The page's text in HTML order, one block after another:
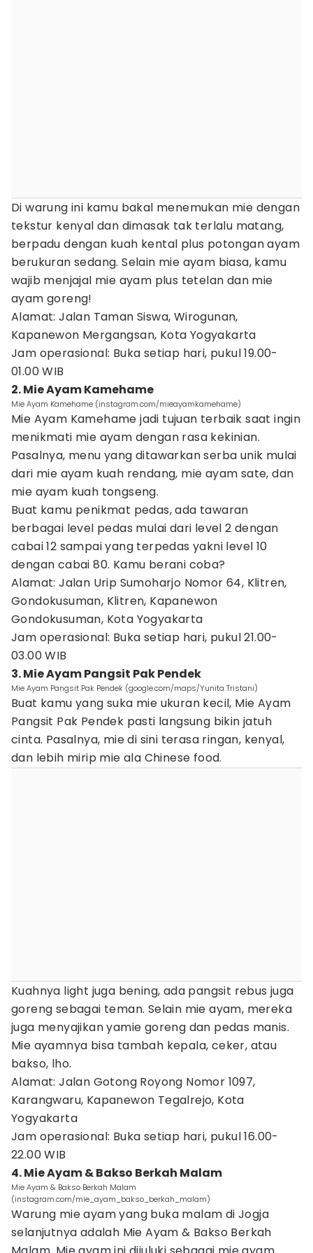
Di warung ini kamu bakal menemukan mie dengan
tekstur kenyal dan dimasak tak terlalu matang,
berpadu dengan kuah kental plus potongan ayam
berukuran sedang. Selain mie ayam biasa, kamu
wajib menjajal mie ayam plus tetelan dan mie
ayam goreng!
Alamat: Jalan Taman Siswa, Wirogunan,
Kapanewon Mergangsan, Kota Yogyakarta
Jam operasional: Buka setiap hari, pukul 19.00-
01.00 WIB
2. Mie Ayam Kamehame
Mie Ayam Kamehame (instagram.com/mieayamkamehame)
Mie Ayam Kamehame jadi tujuan terbaik saat ingin
menikmati mie ayam dengan rasa kekinian.
Pasalnya, menu yang ditawarkan serba unik mulai
dari mie ayam kuah rendang, mie ayam sate, dan
mie ayam kuah tongseng.
Buat kamu penikmat pedas, ada tawaran
berbagai level pedas mulai dari level 2 dengan
cabai 12 sampai yang terpedas yakni level 10
dengan cabai 80. Kamu berani coba?
Alamat: Jalan Urip Sumoharjo Nomor 64, Klitren,
Gondokusuman, Klitren, Kapanewon
Gondokusuman, Kota Yogyakarta
Jam operasional: Buka setiap hari, pukul 21.00-
03.00 WIB
3. Mie Ayam Pangsit Pak Pendek
Mie Ayam Pangsit Pak Pendek (google.com/maps/Yunita Tristani)
Buat kamu yang suka mie ukuran kecil, Mie Ayam
Pangsit Pak Pendek pasti langsung bikin jatuh
cinta. Pasalnya, mie di sini terasa ringan, kenyal,
dan lebih mirip mie ala Chinese food.
Kuahnya light juga bening, ada pangsit rebus juga
goreng sebagai teman. Selain mie ayam, mereka
juga menyajikan yamie goreng dan pedas manis.
Mie ayamnya bisa tambah kepala, ceker, atau
bakso, lho.
Alamat: Jalan Gotong Royong Nomor 1097,
Karangwaru, Kapanewon Tegalrejo, Kota
Yogyakarta
Jam operasional: Buka setiap hari, pukul 16.00-
22.00 WIB
4. Mie Ayam & Bakso Berkah Malam
Mie Ayam & Bakso Berkah Malam
(instagram.com/mie_ayam_bakso_berkah_malam)
Warung mie ayam yang buka malam di Jogja
selanjutnya adalah Mie Ayam & Bakso Berkah